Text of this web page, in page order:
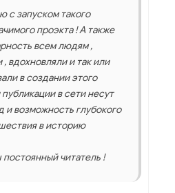
с запуском такого
проэкта ! А также
всем людям ,
вдохновляли и так или
в создании этого
в сети несут
и возможность глубокого
в историю
читатель !